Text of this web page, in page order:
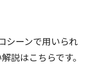
シーンで用いられ
説はこちらです。